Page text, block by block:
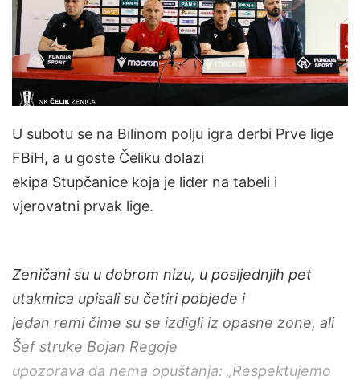
m
a
i
U subotu se na Bilinom polju igra derbi Prve lige
FBiH, a u goste Čeliku dolazi
ekipa Stupčanice koja je lider na tabeli i
vjerovatni prvak lige.
Zeničani su u dobrom nizu, u posljednjih pet
utakmica upisali su četiri pobjede i
jedan remi čime su se izdigli iz opasne zone, ali
Šef struke Bojan Regoje
upozorava da nema opuštanja: „Respektujemo